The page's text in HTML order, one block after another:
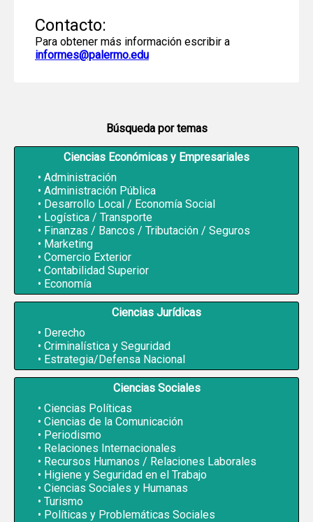
Búsqueda por temas
Ciencias Económicas y Empresariales
Administración
Administración Pública
Desarrollo Local / Economía Social
Logística / Transporte
Finanzas / Bancos / Tributación / Seguros
Marketing
Comercio Exterior
Contabilidad Superior
Economía
Ciencias Jurídicas
Derecho
Criminalística y Seguridad
Estrategia/Defensa Nacional
Ciencias Sociales
Ciencias Políticas
Ciencias de la Comunicación
Periodismo
Relaciones Internacionales
Recursos Humanos / Relaciones Laborales
Higiene y Seguridad en el Trabajo
Ciencias Sociales y Humanas
Turismo
Políticas y Problemáticas Sociales
Contacto:
Para obtener más información escribir a
informes@palermo.edu